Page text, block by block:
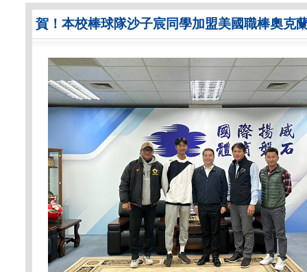
賀！本校棒球隊沙子宸同學加盟美國職棒奧克